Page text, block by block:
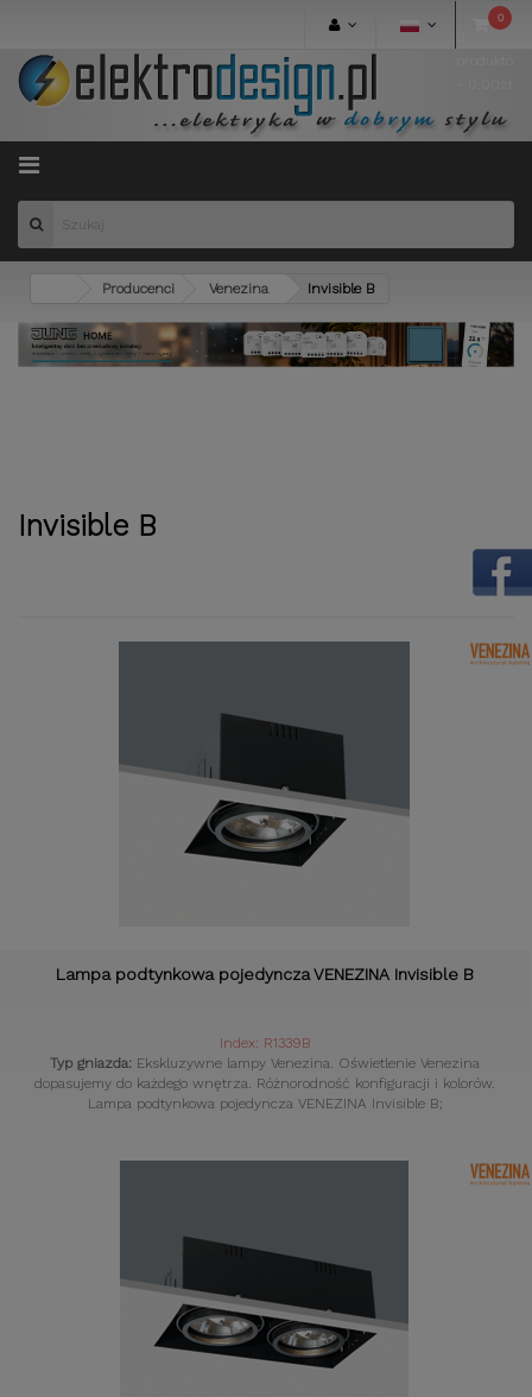
0
Menu
Producenci Venezina Invisible B
Invisible B
Lampa podtynkowa pojedyncza VENEZINA Invisible B
Index: R1339B
Typ gniazda: Ekskluzywne lampy Venezina. Oświetlenie Venezina
dopasujemy do każdego wnętrza. Różnorodność konfiguracji i kolorów.
Lampa podtynkowa pojedyncza VENEZINA Invisible B;